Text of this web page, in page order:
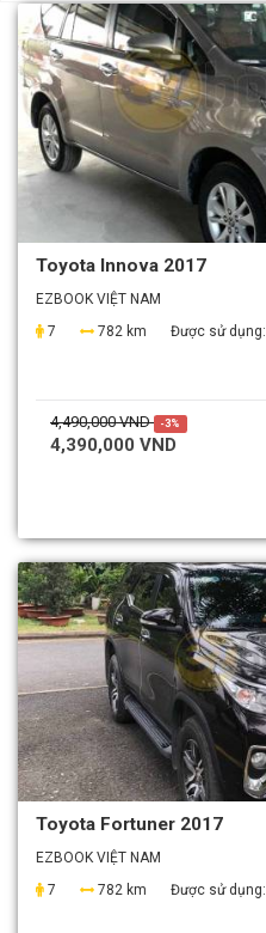
Toyota Innova 2017
EZBOOK VIỆT NAM
7
782 km Được sử dụng:
4,490,000 VND -3%
4,390,000 VND
Toyota Fortuner 2017
EZBOOK VIỆT NAM
7
782 km Được sử dụng: